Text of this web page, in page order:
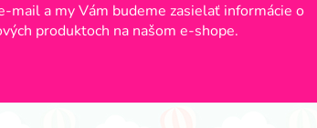
mail a my Vám budeme zasielať informácie o
produktoch na našom e-shope.